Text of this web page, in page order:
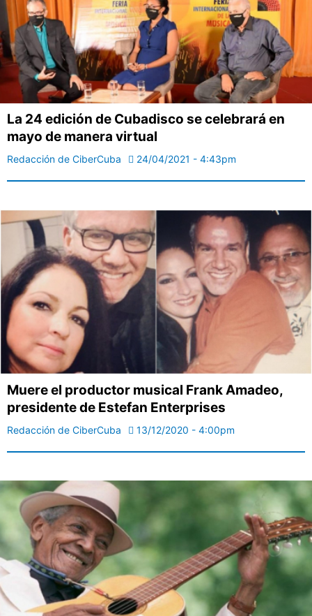
La 24 edición de Cubadisco se celebrará en
mayo de manera virtual
Redacción de CiberCuba 24/04/2021 - 4:43pm
Muere el productor musical Frank Amadeo,
presidente de Estefan Enterprises
Redacción de CiberCuba 13/12/2020 - 4:00pm